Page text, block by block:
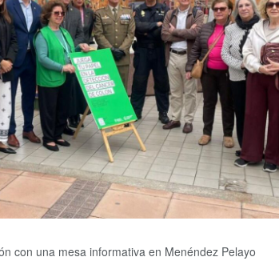
con una mesa informativa en Menéndez Pelayo